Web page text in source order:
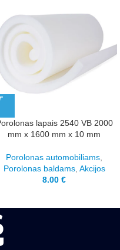
lapais 2540 VB 2000
mm x 1600 mm x 10 mm
Porolonas automobiliams
Porolonas baldams, Akcijos
8.00 €